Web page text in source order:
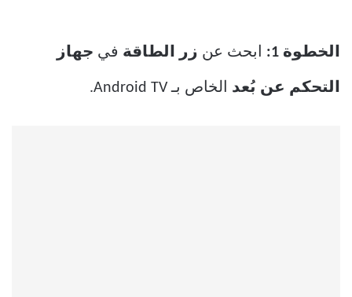
الخطوة 1: ابحث عن زر الطاقة في جهاز
التحكم عن بُعد الخاص بـ Android TV.